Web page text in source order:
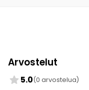
Arvostelut
star 5.0(0 arvostelua)